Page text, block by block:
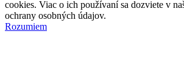
cookies. Viac o ich používaní sa dozviete v
ochrany osobných údajov.
Rozumiem